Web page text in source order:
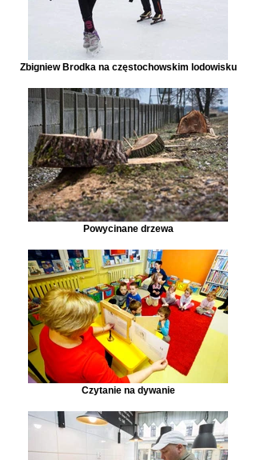
Zbigniew Brodka na częstochowskim lodowisku
Powycinane drzewa
Czytanie na dywanie